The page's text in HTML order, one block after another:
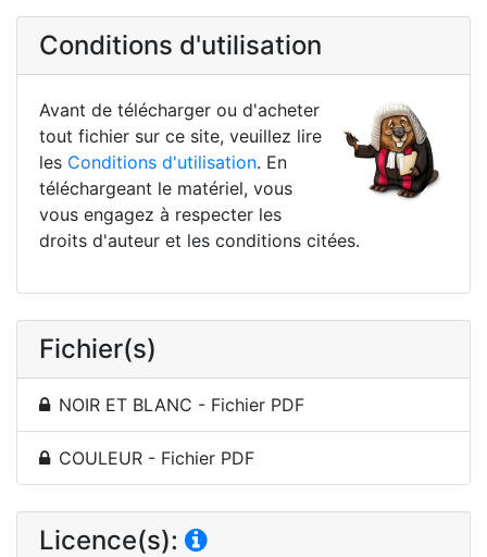
Conditions d'utilisation
Avant de télécharger ou d'acheter
tout fichier sur ce site, veuillez lire
les Conditions d'utilisation. En
téléchargeant le matériel, vous
vous engagez à respecter les
droits d'auteur et les conditions citées.
Fichier(s)
NOIR ET BLANC - Fichier PDF
COULEUR - Fichier PDF
Licence(s):